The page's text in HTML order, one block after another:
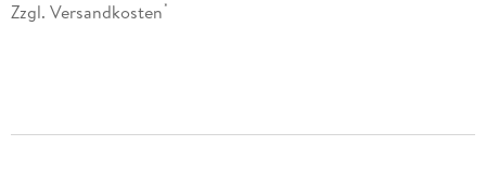
Zzgl. Versandkosten *